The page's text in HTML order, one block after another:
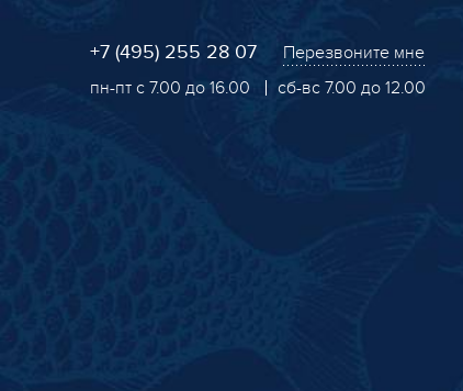
+7 (495) 255 28 07
Перезвоните мне
пн-пт с 7.00 до 16.00
сб-вс 7.00 до 12.00